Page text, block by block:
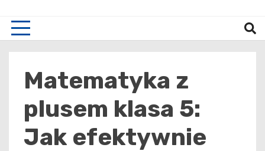
Matematyka z
plusem klasa 5:
Jak efektywnie